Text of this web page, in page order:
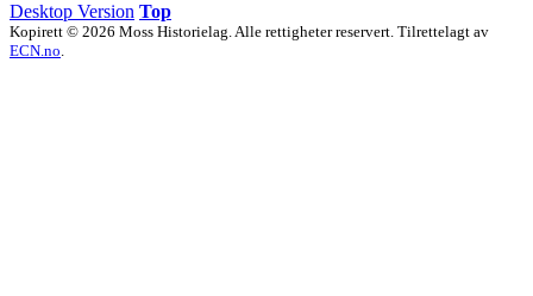
Desktop Version Top
Kopirett © 2026 Moss Historielag. Alle rettigheter reservert. Tilrettelagt av
ECN.no.